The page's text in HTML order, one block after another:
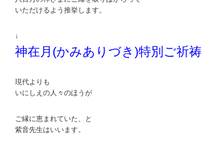
いただけるよう推挙します。
↓
神在月(かみありづき)特別ご祈祷
現代よりも
いにしえの人々のほうが
ご縁に恵まれていた、と
紫音先生はいいます。